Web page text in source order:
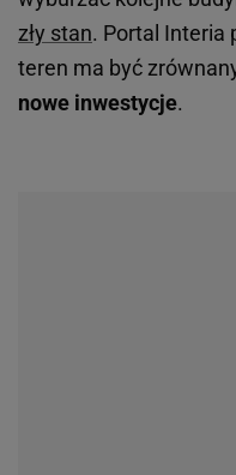
zły stan. Portal Interia
teren ma być
nowe inwestycje.